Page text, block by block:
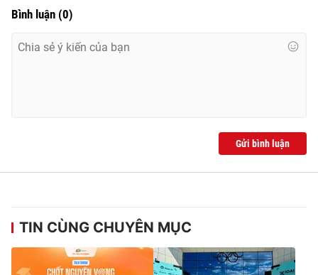
Bình luận (0)
Gửi bình luận
TIN CÙNG CHUYÊN MỤC